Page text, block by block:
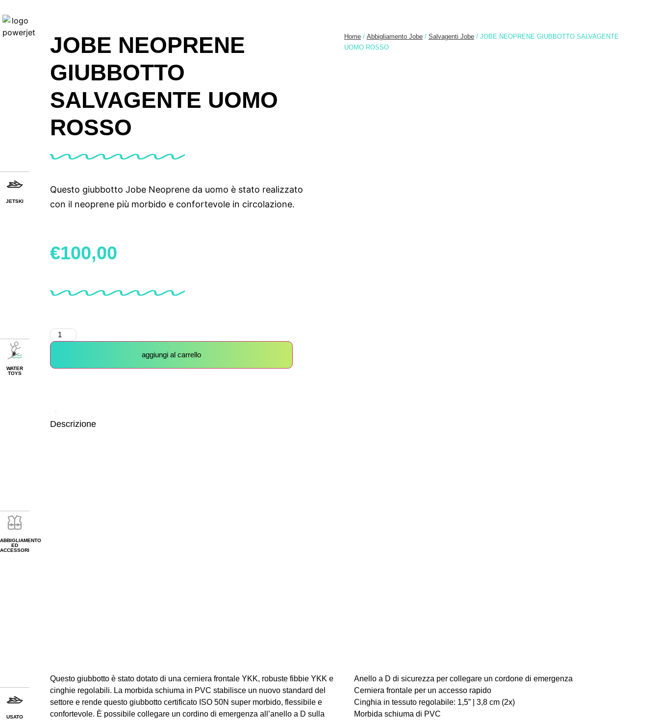
JETSKI
WATER
TOYS
ABBIGLIAMENTO
ED
ACCESSORI
USATO
JOBE NEOPRENE
GIUBBOTTO
SALVAGENTE UOMO
ROSSO
Questo giubbotto Jobe Neoprene da uomo è stato realizzato
con il neoprene più morbido e confortevole in circolazione.
€100,00
aggiungi al carrello
Home / Abbigliamento Jobe / Salvagenti Jobe / JOBE NEOPRENE GIUBBOTTO SALVAGENTE
UOMO ROSSO
Descrizione
Questo giubbotto è stato dotato di una cerniera frontale YKK, robuste fibbie YKK e
cinghie regolabili. La morbida schiuma in PVC stabilisce un nuovo standard del
settore e rende questo giubbotto certificato ISO 50N super morbido, flessibile e
confortevole. È possibile collegare un cordino di emergenza all’anello a D sulla
Anello a D di sicurezza per collegare un cordone di emergenza
Cerniera frontale per un accesso rapido
Cinghia in tessuto regolabile: 1,5” | 3,8 cm (2x)
Morbida schiuma di PVC